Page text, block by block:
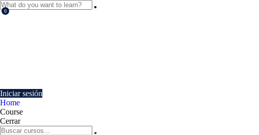
0
Iniciar sesión
Home
Course
Cerrar